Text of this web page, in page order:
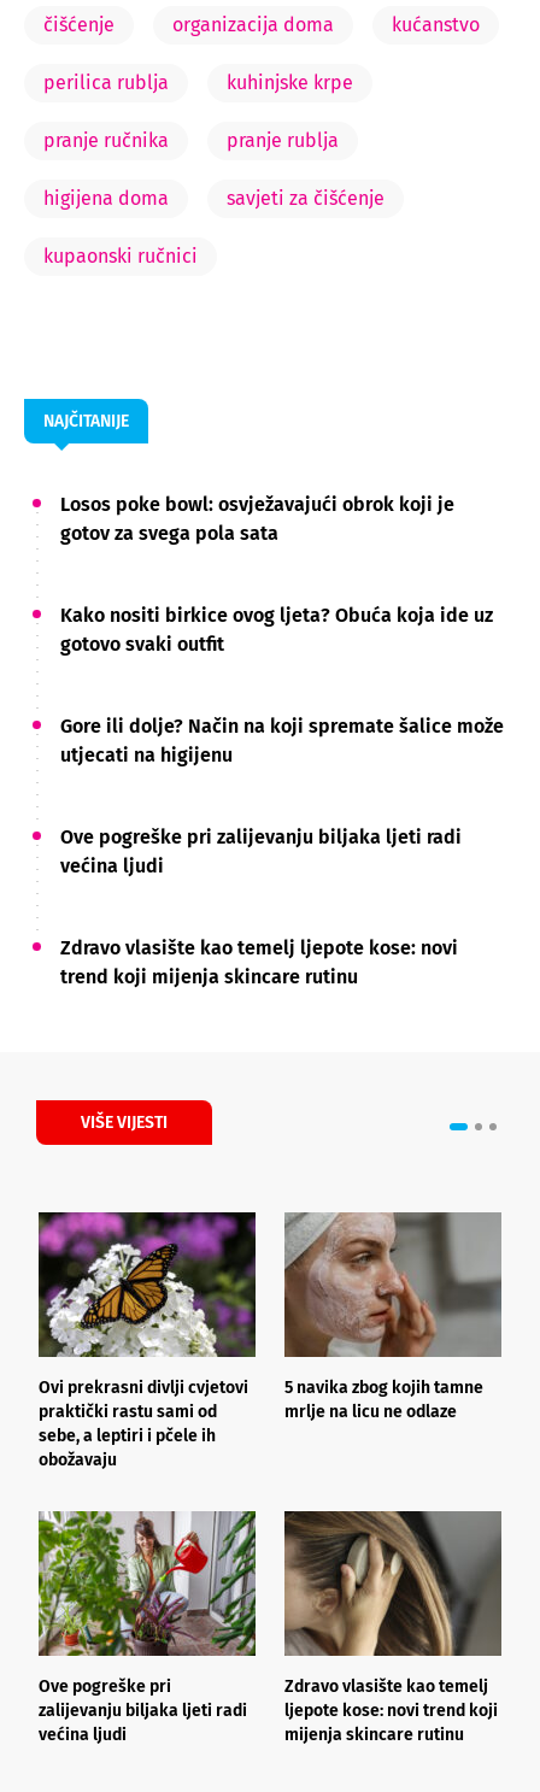
čišćenje organizacija doma kućanstvo
perilica rublja kuhinjske krpe
pranje ručnika pranje rublja
higijena doma savjeti za čišćenje
kupaonski ručnici
NAJČITANIJE
Losos poke bowl: osvježavajući obrok koji je
gotov za svega pola sata
Kako nositi birkice ovog ljeta? Obuća koja ide uz
gotovo svaki outfit
Gore ili dolje? Način na koji spremate šalice može
utjecati na higijenu
Ove pogreške pri zalijevanju biljaka ljeti radi
većina ljudi
Zdravo vlasište kao temelj ljepote kose: novi
trend koji mijenja skincare rutinu
VIŠE VIJESTI
Ovi prekrasni divlji cvjetovi
praktički rastu sami od
sebe, a leptiri i pčele ih
obožavaju
5 navika zbog kojih tamne
mrlje na licu ne odlaze
Ove pogreške pri
zalijevanju biljaka ljeti radi
većina ljudi
Zdravo vlasište kao temelj
ljepote kose: novi trend koji
mijenja skincare rutinu